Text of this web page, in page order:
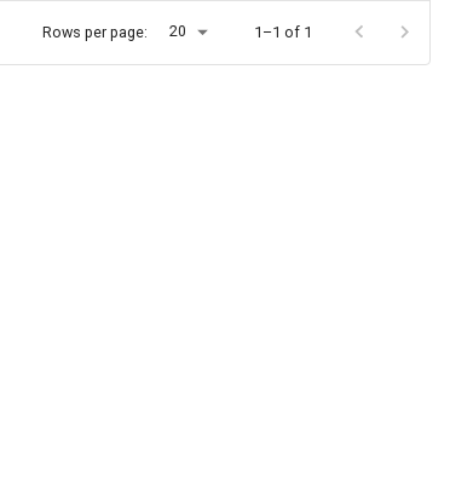
Rows per page: 20 1–1 of 1